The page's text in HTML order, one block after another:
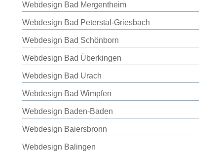
Webdesign Bad Mergentheim
Webdesign Bad Peterstal-Griesbach
Webdesign Bad Schönborn
Webdesign Bad Überkingen
Webdesign Bad Urach
Webdesign Bad Wimpfen
Webdesign Baden-Baden
Webdesign Baiersbronn
Webdesign Balingen